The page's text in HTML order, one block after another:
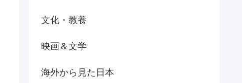
文化・教養
映画＆文学
海外から見た日本